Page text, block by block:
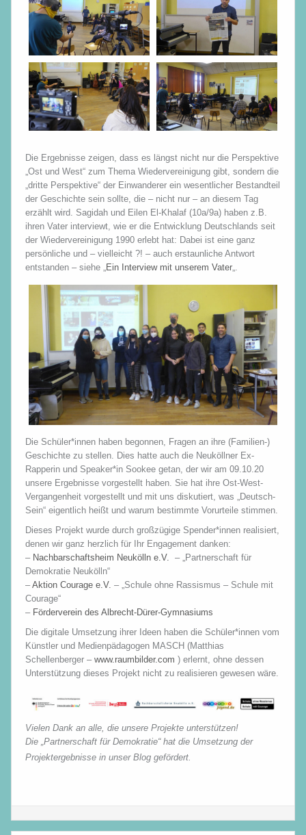
Die Ergebnisse zeigen, dass es längst nicht nur die Perspektive
„Ost und West“ zum Thema Wiedervereinigung gibt, sondern die
„dritte Perspektive“ der Einwanderer ein wesentlicher Bestandteil
der Geschichte sein sollte, die – nicht nur – an diesem Tag
erzählt wird. Sagidah und Eilen El-Khalaf (10a/9a) haben z.B.
ihren Vater interviewt, wie er die Entwicklung Deutschlands seit
der Wiedervereinigung 1990 erlebt hat: Dabei ist eine ganz
persönliche und – vielleicht ?! – auch erstaunliche Antwort
entstanden – siehe „
Ein Interview mit unserem Vater
Die Schüler*innen haben begonnen, Fragen an ihre (Familien-)
Geschichte zu stellen. Dies hatte auch die Neuköllner Ex-
Rapperin und Speaker*in Sookee getan, der wir am 09.10.20
unsere Ergebnisse vorgestellt haben. Sie hat ihre Ost-West-
Vergangenheit vorgestellt und mit uns diskutiert, was „Deutsch-
Sein“ eigentlich heißt und warum bestimmte Vorurteile stimmen.
Dieses Projekt wurde durch großzügige Spender*innen realisiert,
denen wir ganz herzlich für Ihr Engagement danken:
– Nachbarschaftsheim Neukölln e.V.
– „Partnerschaft für
Demokratie Neukölln“
–Aktion Courage e.V. – „Schule ohne Rassismus – Schule mit
Courage“
– Förderverein des Albrecht-Dürer-Gymnasiums
Die digitale Umsetzung ihrer Ideen haben die Schüler*innen vom
Künstler und Medienpädagogen MASCH (Matthias
Schellenberger – www.raumbilder.com ) erlernt, ohne dessen
Unterstützung dieses Projekt nicht zu realisieren gewesen wäre.
Vielen Dank an alle, die unsere Projekte unterstützen!
Die „Partnerschaft für Demokratie“ hat die Umsetzung der
Projektergebnisse in unser Blog gefördert.